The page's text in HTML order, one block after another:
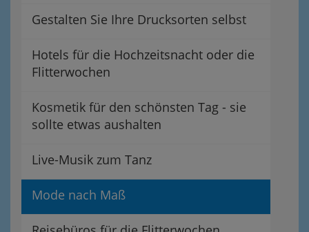
Gestalten Sie Ihre Drucksorten selbst
Hotels für die Hochzeitsnacht oder die
Flitterwochen
Kosmetik für den schönsten Tag - sie
sollte etwas aushalten
Live-Musik zum Tanz
Mode nach Maß